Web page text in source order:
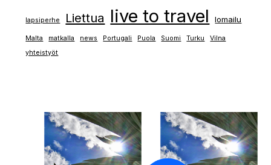
lapsiperhe Liettua live to travel lomailu
Malta matkalla news Portugali Puola Suomi Turku
Vilna
yhteistyöt